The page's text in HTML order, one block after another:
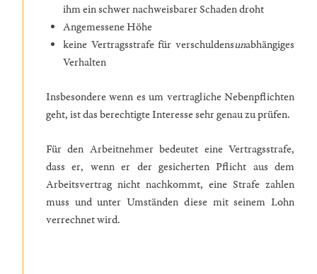
ihm ein schwer nachweisbarer Schaden droht
Angemessene Höhe
keine Vertragsstrafe für verschuldensunabhängiges
Verhalten
Insbesondere wenn es um vertragliche Nebenpflichten
geht, ist das berechtigte Interesse sehr genau zu prüfen.
Für den Arbeitnehmer bedeutet eine Vertragsstrafe,
dass er, wenn er der gesicherten Pflicht aus dem
Arbeitsvertrag nicht nachkommt, eine Strafe zahlen
muss und unter Umständen diese mit seinem Lohn
verrechnet wird.